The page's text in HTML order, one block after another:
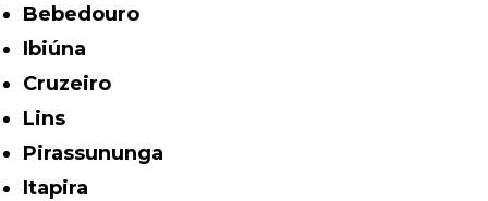
Bebedouro
Ibiúna
Cruzeiro
Lins
Pirassununga
Itapira